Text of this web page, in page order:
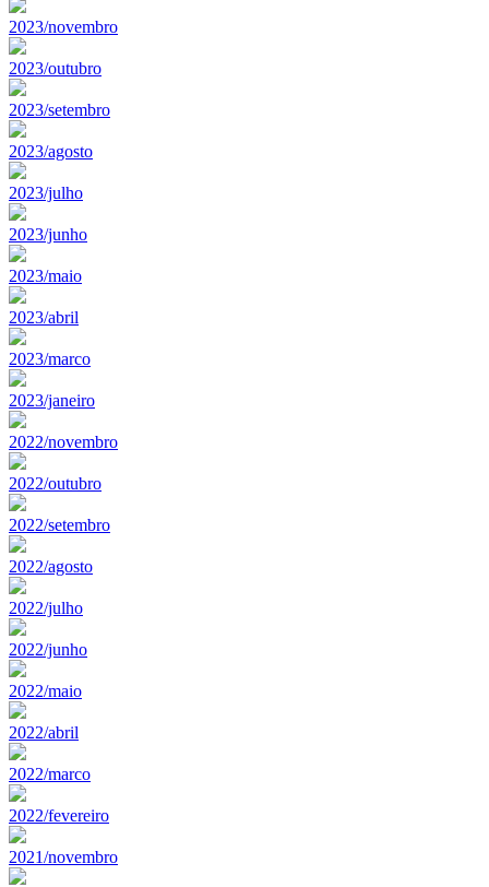
2023/novembro
2023/outubro
2023/setembro
2023/agosto
2023/julho
2023/junho
2023/maio
2023/abril
2023/marco
2023/janeiro
2022/novembro
2022/outubro
2022/setembro
2022/agosto
2022/julho
2022/junho
2022/maio
2022/abril
2022/marco
2022/fevereiro
2021/novembro